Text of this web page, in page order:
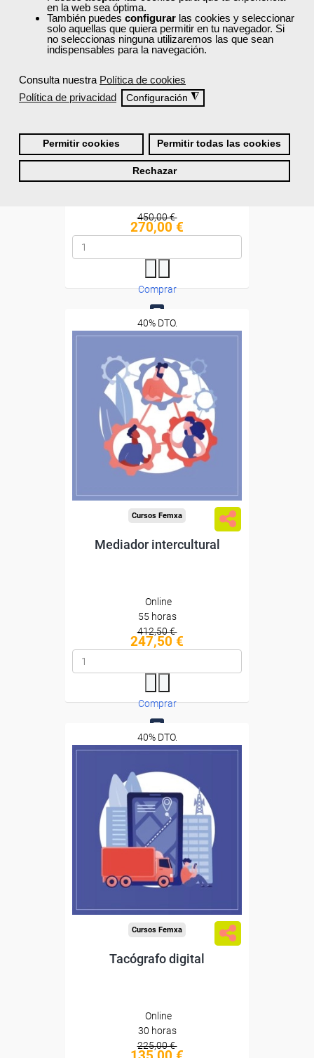
en la web sea óptima.
También puedes configurar las cookies y seleccionar
solo aquellas que quiera permitir en tu navegador. Si
no seleccionas ninguna utilizaremos las que sean
indispensables para la navegación.
Consulta nuestra Política de cookies
Política de privacidad
Configuración ◮
Permitir cookies Permitir todas las cookies
Rechazar
Diploma
Compra segura
Cursos Femxa
Intervención social
450,00 €
270,00 €
Comprar
0
40% DTO.
Descuentos especiales
Sin requisitos de acceso
Diploma
Compra segura
Cursos Femxa
Mediador intercultural
Online
55 horas
412,50 €
247,50 €
Comprar
0
40% DTO.
Descuentos especiales
Sin requisitos de acceso
Diploma
Compra segura
Cursos Femxa
Tacógrafo digital
Online
30 horas
225,00 €